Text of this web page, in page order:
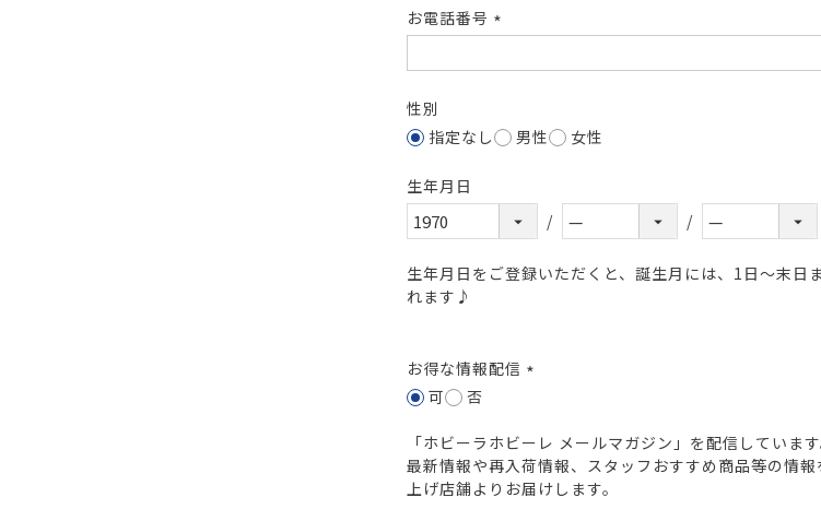
お電話番号
須)
性別
指定なし
男性 女性
生年月日
生年月日をご登録いただくと、誕生月には、1日～末日
れます♪
お得な情報配信
可 否
「ホビーラホビーレ メールマガジン」を配信しています
最新情報や再入荷情報、スタッフおすすめ商品等の情
上げ店舗よりお届けします。